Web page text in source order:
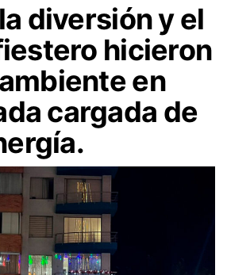
diversión y el
hicieron
en
cargada de